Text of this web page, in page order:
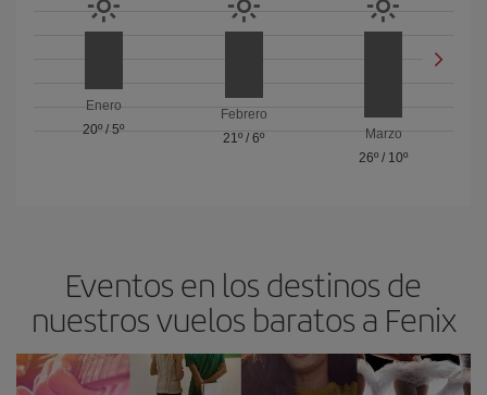
Enero
20º /5º
Febrero
21º / 6º
Marzo
26º / 10º
Eventos en los destinos de
nuestros vuelos baratos a Fenix